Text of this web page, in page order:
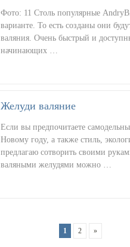
Фото: 11 Столь популярные
варианте. То есть созданы они
валяния. Очень быстрый и
начинающих …
Желуди валяние
Если вы предпочитаете
Новому году, а также стиль,
предлагаю сотворить своими
валяными желудями можно …
1 2 »